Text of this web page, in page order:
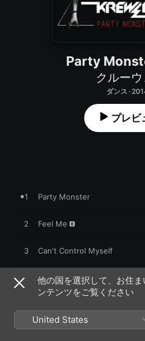
Party
クルーウ
ダンス ·
プレビ
1 Party Monster
2 Feel Me
3 Can't Control Myself
4 One Minute
他の国を選択して、お住
ンテンツをご覧ください
United States